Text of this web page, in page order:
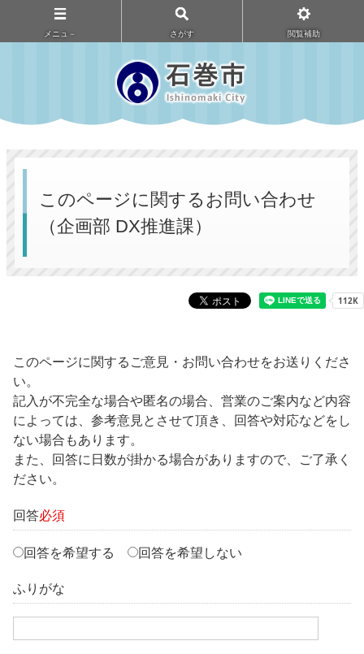
メニュ－ さがす 閲覧補助
このページに関するお問い合わせ
（企画部 DX推進課）
このページに関するご意見・お問い合わせをお送りくださ
い。
記入が不完全な場合や匿名の場合、営業のご案内など内容
によっては、参考意見とさせて頂き、回答や対応などをし
ない場合もあります。
また、回答に日数が掛かる場合がありますので、ご了承く
ださい。
回答必須
回答を希望する 回答を希望しない
ふりがな